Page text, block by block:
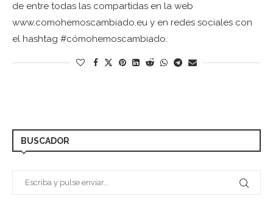
de entre todas las compartidas en la web
www.comohemoscambiado.eu y en redes sociales con
el hashtag #cómohemoscambiado.
BUSCADOR